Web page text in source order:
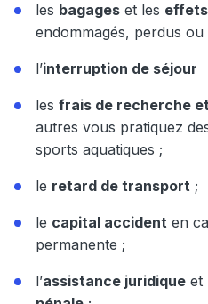
les bagages et les
endommagés, perdus ou
l’interruption de séjour
les frais de recherche
autres vous pratiquez
sports aquatiques ;
le retard de transport ;
le capital accident en
permanente ;
l’assistance juridique et